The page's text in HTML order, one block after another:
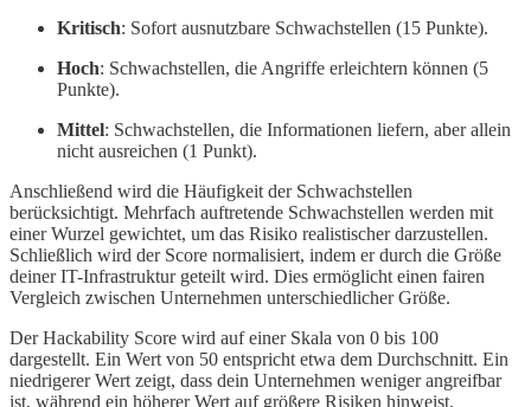
Kritisch: Sofort ausnutzbare Schwachstellen (15 Punkte).
Hoch: Schwachstellen, die Angriffe erleichtern können (5
Punkte).
Mittel: Schwachstellen, die Informationen liefern, aber allein
nicht ausreichen (1 Punkt).
Anschließend wird die Häufigkeit der Schwachstellen
berücksichtigt. Mehrfach auftretende Schwachstellen werden mit
einer Wurzel gewichtet, um das Risiko realistischer darzustellen.
Schließlich wird der Score normalisiert, indem er durch die Größe
deiner IT-Infrastruktur geteilt wird. Dies ermöglicht einen fairen
Vergleich zwischen Unternehmen unterschiedlicher Größe.
Der Hackability Score wird auf einer Skala von 0 bis 100
dargestellt. Ein Wert von 50 entspricht etwa dem Durchschnitt. Ein
niedrigerer Wert zeigt, dass dein Unternehmen weniger angreifbar
ist, während ein höherer Wert auf größere Risiken hinweist.